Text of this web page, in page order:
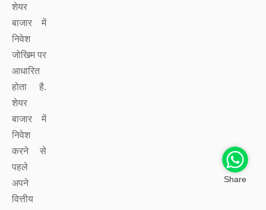
शेयर
बाजार में
निवेश
जोखिम पर
आधारित
होता है.
शेयर
बाजार में
निवेश
करने से
पहले
अपने
वित्तीय
Share